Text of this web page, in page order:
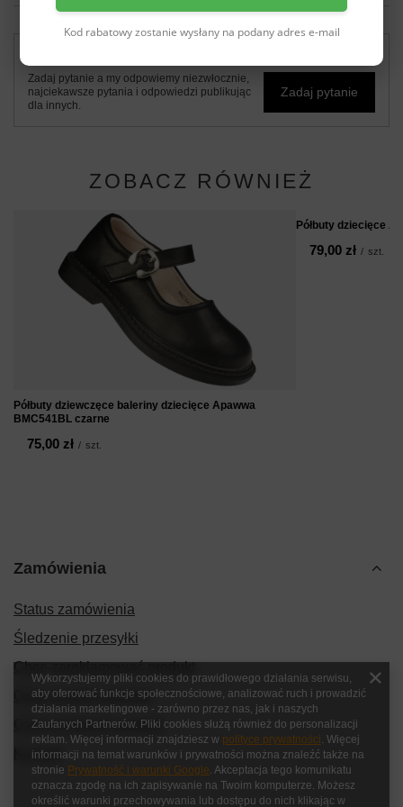
Zadaj pytanie a my odpowiemy niezwłocznie,
najciekawsze pytania i odpowiedzi publikując
dla innych.
Zadaj pytanie
ZOBACZ RÓWNIEŻ
Półbuty dziewczęce baleriny dziecięce Apawwa
BMC541BL czarne
75,00 zł / szt.
Półbuty dziecięce
79,00 zł / szt.
Zamówienia
Status zamówienia
Śledzenie przesyłki
Chcę zareklamować produkt
Chcę zwrócić produkt
Chcę wymienić produkt
Kontakt
Kod rabatowy zostanie wysłany na podany adres e-mail
Wykorzystujemy pliki cookies do prawidłowego działania serwisu,
aby oferować funkcje społecznościowe, analizować ruch i prowadzić
działania marketingowe - zarówno przez nas, jak i naszych
Zaufanych Partnerów. Pliki cookies służą również do personalizacji
reklam. Więcej informacji znajdziesz w polityce prywatności. Więcej
informacji na temat warunków i prywatności można znaleźć także na
stronie Prywatność i warunki Google. Akceptacja tego komunikatu
oznacza zgodę na ich zapisywanie na Twoim komputerze. Możesz
określić warunki przechowywania lub dostępu do nich klikając w